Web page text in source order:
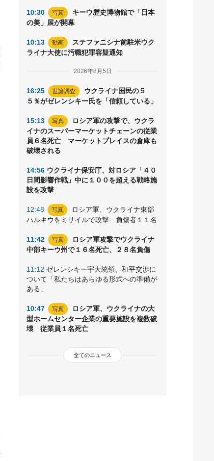
10:30 写真
キーウ歴史博物館で「日本
の美」展が開幕
10:13 動画
ステファニシナ前駐米ウク
ライナ大使に汚職犯罪容疑通知
2026年8月5日
16:25 世論調査
ウクライナ国民の５
５％がゼレンシキー氏を「信頼している」
15:13 写真
ロシア軍の攻撃で、ウクラ
イナのスーパーマーケットチェーンの従業
員６名死亡 マーケットプレイスの倉庫も
破壊される
14:56 ウクライナ保安庁、対ロシア「４０
日間影響作戦」中に１００を超える戦略施
設を攻撃
12:48 写真
ロシア軍、ウクライナ東部
ハルキウをミサイルで攻撃 負傷者１１名
11:42 写真
ロシア軍攻撃でウクライナ
中部キーウ州で１６名死亡、２８名負傷
11:12 ゼレンシキー宇大統領、和平交渉に
ついて「私たちはあらゆる形式への準備が
ある」
10:47 写真
ロシア軍、ウクライナの大
型ホームセンター企業の重要施設を複数破
壊 従業員１名死亡
全てのニュース